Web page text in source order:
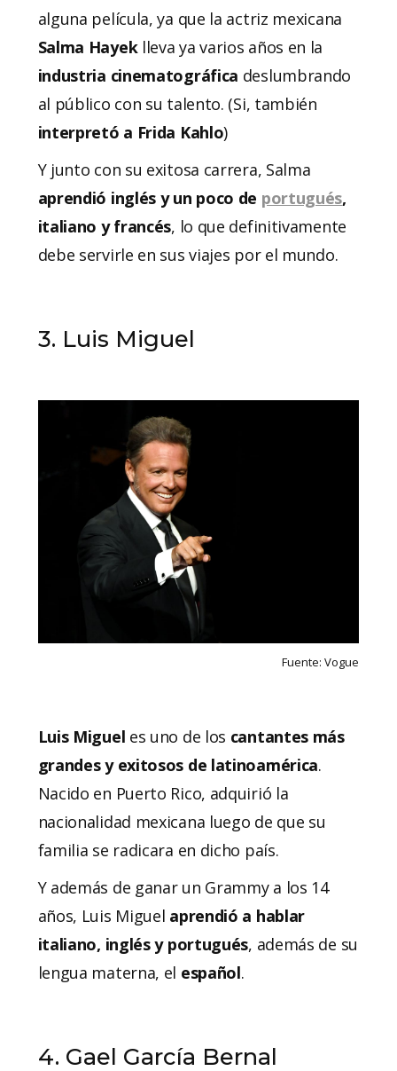
alguna película, ya que la actriz mexicana
Salma Hayek lleva ya varios años en la
industria cinematográfica deslumbrando
al público con su talento. (Si, también
interpretó a Frida Kahlo)
Y junto con su exitosa carrera, Salma
aprendió inglés y un poco de portugués,
italiano y francés, lo que definitivamente
debe servirle en sus viajes por el mundo.
3. Luis Miguel
Fuente: Vogue
Luis Miguel es uno de los cantantes más
grandes y exitosos de latinoamérica.
Nacido en Puerto Rico, adquirió la
nacionalidad mexicana luego de que su
familia se radicara en dicho país.
Y además de ganar un Grammy a los 14
años, Luis Miguel aprendió a hablar
italiano, inglés y portugués, además de su
lengua materna, el español.
4. Gael García Bernal